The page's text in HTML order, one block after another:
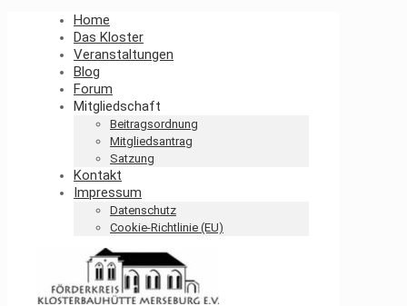
Home
Das Kloster
Veranstaltungen
Blog
Forum
Mitgliedschaft
Beitragsordnung
Mitgliedsantrag
Satzung
Kontakt
Impressum
Datenschutz
Cookie-Richtlinie (EU)